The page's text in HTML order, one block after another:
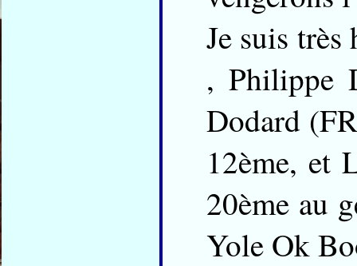
Je suis
, Philippe
Dodard
12ème, et
20ème au
Yole Ok